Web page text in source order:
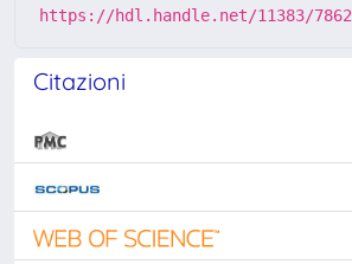
https://hdl.handle.net/11383/7862
Citazioni